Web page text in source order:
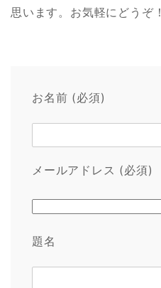
思います。お気軽にどうぞ！
お名前 (必須)
メールアドレス (必須)
題名